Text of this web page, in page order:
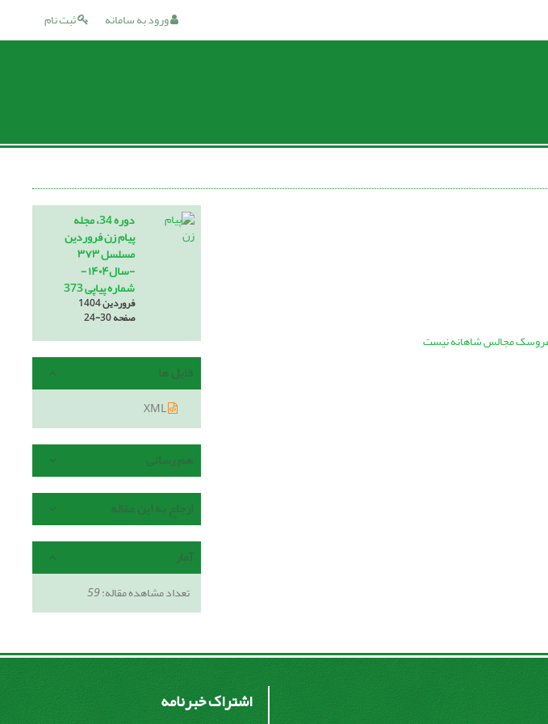
ثبت نام ورود به سامانه
دوره 34، مجله
پیام زن فروردین
مسلسل ۳۷۳
-سال۱۴۰۴ -
شماره پیاپی 373
فروردین 1404
صفحه24-30
فایل ها
XML
هم رسانی
ارجاع به این مقاله
آمار
تعداد مشاهده مقاله:59
اشتراک خبرنامه